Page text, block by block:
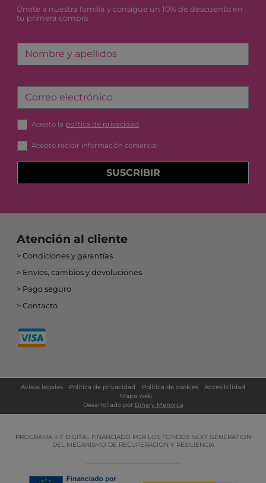
Únete a nuestra familia y consigue un 10% de descuento en
tu primera compra
Nombre y apellidos
Correo electrónico
Acepto la política de privacidad
Acepto recibir información comercial
SUSCRIBIR
Atención al cliente
Condiciones y garantías
Envíos, cambios y devoluciones
Pago seguro
Contacto
Avisos legales Política de privacidad Política de cookies
Accesibilidad
Mapa web
Desarrollado por Binary Menorca
PROGRAMA KIT DIGITAL FINANCIADO POR LOS FONDOS NEXT GENERATION
DEL MECANISMO DE RECUPERACIÓN Y RESILIENCIA